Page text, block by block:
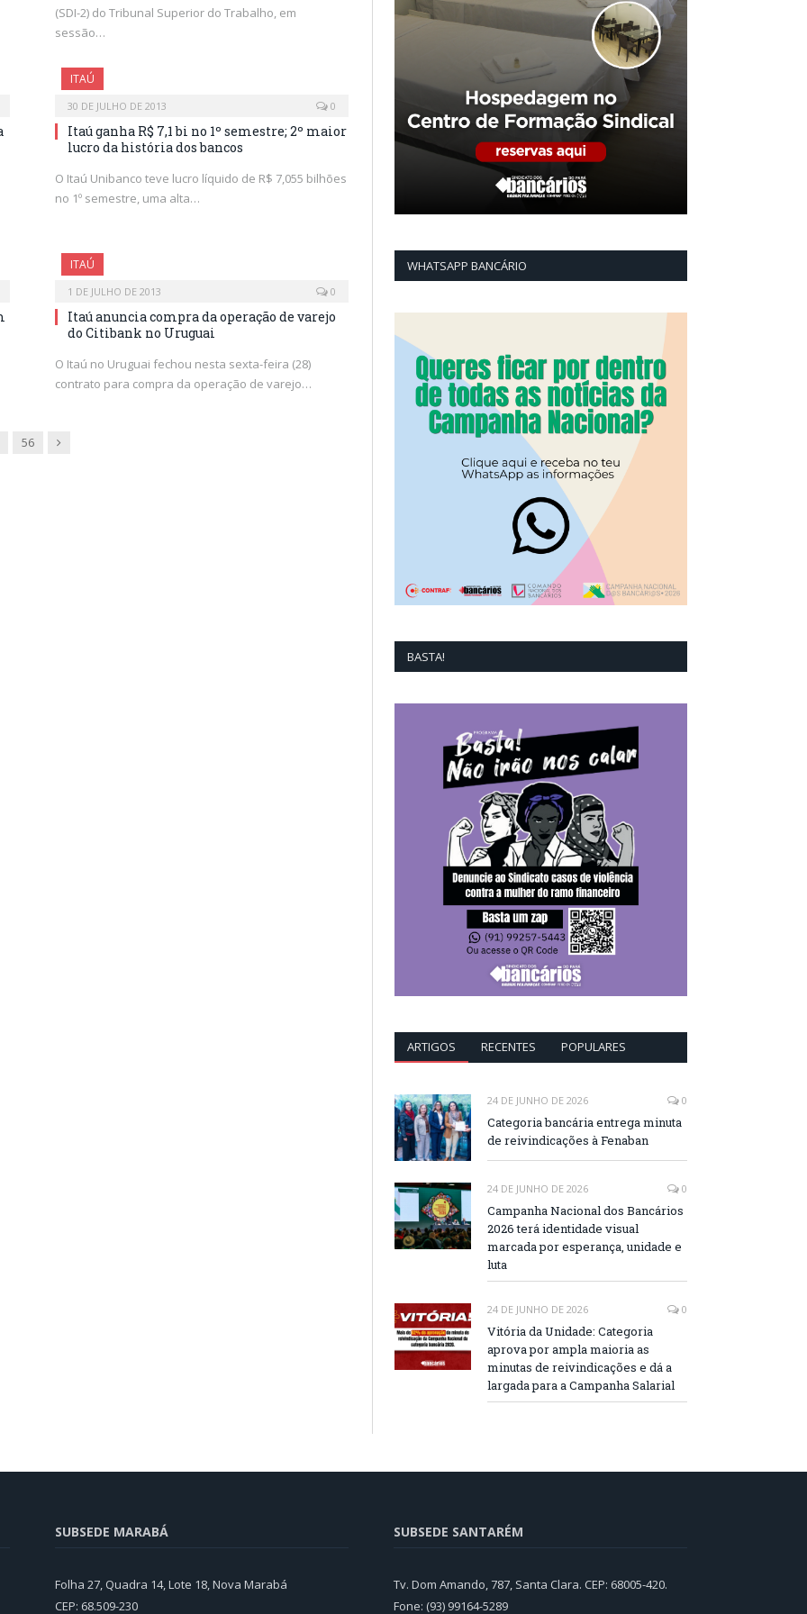
(SDI-2) do Tribunal Superior do Trabalho, em
sessão…
ITAÚ
30 DE JULHO DE 2013 0
Itaú ganha R$ 7,1 bi no 1º semestre; 2º maior
lucro da história dos bancos
O Itaú Unibanco teve lucro líquido de R$ 7,055 bilhões
no 1º semestre, uma alta…
ITAÚ
1 DE JULHO DE 2013 0
Itaú anuncia compra da operação de varejo
do Citibank no Uruguai
O Itaú no Uruguai fechou nesta sexta-feira (28)
contrato para compra da operação de varejo…
56 Next
WHATSAPP BANCÁRIO
BASTA!
ARTIGOS RECENTES POPULARES
24 DE JUNHO DE 2026 0
Categoria bancária entrega minuta
de reivindicações à Fenaban
24 DE JUNHO DE 2026 0
Campanha Nacional dos Bancários
2026 terá identidade visual
marcada por esperança, unidade e
luta
24 DE JUNHO DE 2026 0
Vitória da Unidade: Categoria
aprova por ampla maioria as
minutas de reivindicações e dá a
largada para a Campanha Salarial
SUBSEDE MARABÁ
Folha 27, Quadra 14, Lote 18, Nova Marabá
CEP: 68.509-230
SUBSEDE SANTARÉM
Tv. Dom Amando, 787, Santa Clara. CEP: 68005-420.
Fone: (93) 99164-5289